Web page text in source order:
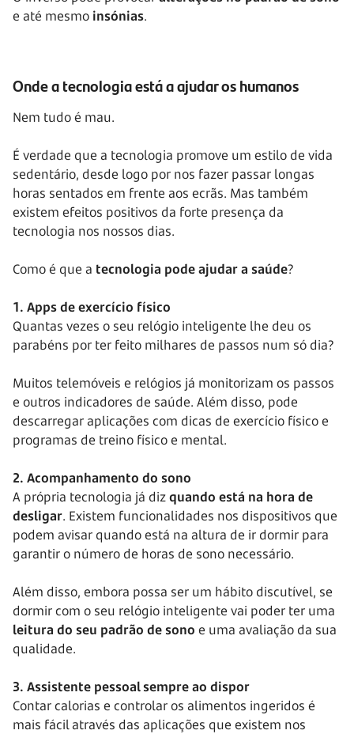
e até mesmo insónias.
Onde a tecnologia está a ajudar os humanos
Nem tudo é mau.
É verdade que a tecnologia promove um estilo de vida
sedentário, desde logo por nos fazer passar longas
horas sentados em frente aos ecrãs. Mas também
existem efeitos positivos da forte presença da
tecnologia nos nossos dias.
Como é que a tecnologia pode ajudar a saúde?
1. Apps de exercício físico
Quantas vezes o seu relógio inteligente lhe deu os
parabéns por ter feito milhares de passos num só dia?
Muitos telemóveis e relógios já monitorizam os passos
e outros indicadores de saúde. Além disso, pode
descarregar aplicações com dicas de exercício físico e
programas de treino físico e mental.
2. Acompanhamento do sono
A própria tecnologia já dizquando está na hora de
desligar. Existem funcionalidades nos dispositivos que
podem avisar quando está na altura de ir dormir para
garantir o número de horas de sono necessário.
Além disso, embora possa ser um hábito discutível, se
dormir com o seu relógio inteligente vai poder ter uma
leitura do seu padrão de sono e uma avaliação da sua
qualidade.
3. Assistente pessoal sempre ao dispor
Contar calorias e controlar os alimentos ingeridos é
mais fácil através das aplicações que existem nos